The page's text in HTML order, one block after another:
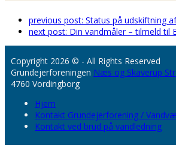
previous post: Status på udskiftning
next post: Din vandmåler – tilmeld til
Copyright 2026 © - All Rights Reserved
Grundejerforeningen Næs og Skaverup
4760 Vordingborg
Hjem
Kontakt Grundejerforening /
Kontakt ved brud på vandledning